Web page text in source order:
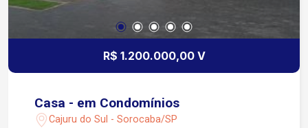
R$ 1.200.000,00 V
Casa - em Condomínios
Cajuru do Sul - Sorocaba/SP